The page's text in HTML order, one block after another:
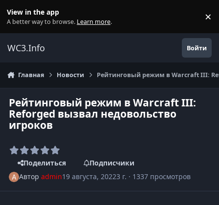
View in the app
A better way to browse. Learn more. ×
WC3.Info Войти
Главная Новости Рейтинговый режим в Warcraft III:
Рейтинговый режим в Warcraft III:
Reforged вызвал недовольство
игроков
Поделиться
Подписчики
Авторadmin19 августа, 20223 г. · 1337 просмотров